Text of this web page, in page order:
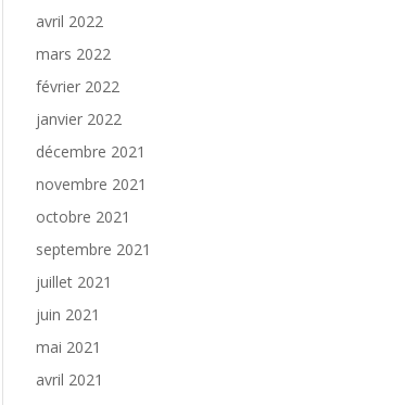
avril 2022
mars 2022
février 2022
janvier 2022
décembre 2021
novembre 2021
octobre 2021
septembre 2021
juillet 2021
juin 2021
mai 2021
avril 2021